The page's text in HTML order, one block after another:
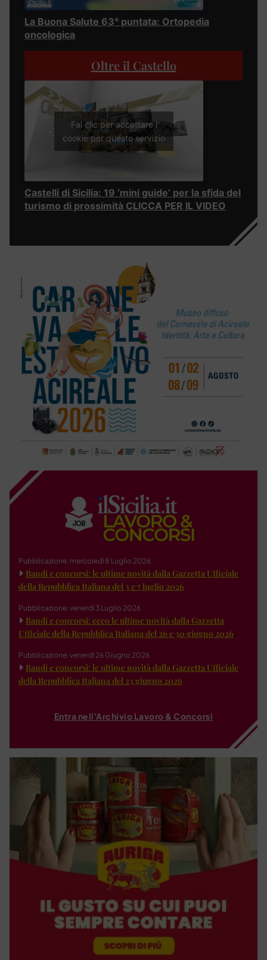
La Buona Salute 63° puntata: Ortopedia
oncologica
Oltre il Castello
Fai clic per accettare i
cookie per questo servizio
Castelli di Sicilia: 19 ‘mini guide’ per la sfida del
turismo di prossimità CLICCA PER IL VIDEO
Pubblicazione: mercoledì 8 Luglio 2026
Bandi e concorsi: le ultime novità dalla Gazzetta Ufficiale
della Repubblica Italiana del 3 e 7 luglio 2026
Pubblicazione: venerdì 3 Luglio 2026
Bandi e concorsi: ecco le ultime novità dalla Gazzetta
Ufficiale della Repubblica Italiana del 26 e 30 giugno 2026
Pubblicazione: venerdì 26 Giugno 2026
Bandi e concorsi: le ultime novità dalla Gazzetta Ufficiale
della Repubblica Italiana del 23 giugno 2026
Entra nell'Archivio Lavoro & Concorsi